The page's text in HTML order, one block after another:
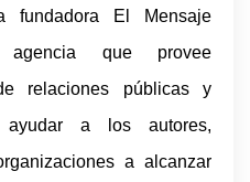
fundadora El Mensaje
agencia que provee
relaciones públicas y
ayudar a los autores,
a alcanzar